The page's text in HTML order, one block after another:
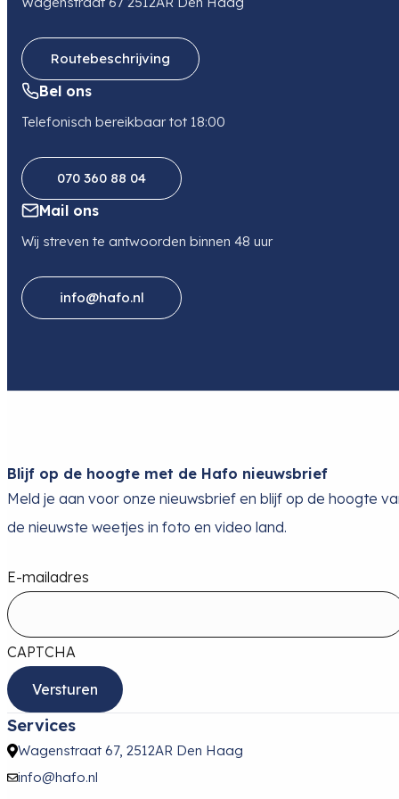
Routebeschrijving
Bel ons
Telefonisch bereikbaar tot 18:00
070 360 88 04
Mail ons
Wij streven te antwoorden binnen 48 uur
info@hafo.nl
Blijf op de hoogte met de Hafo nieuwsbrief
Meld je aan voor onze nieuwsbrief en blijf op de hoogte
de nieuwste weetjes in foto en video land.
E-mailadres
CAPTCHA
Services
Wagenstraat 67, 2512AR Den Haag
info@hafo.nl